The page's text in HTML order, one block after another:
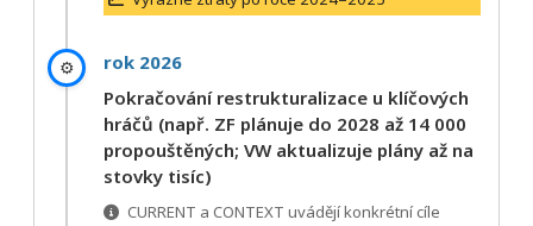
⚙️
rok 2026
Pokračování restrukturalizace u klíčových
hráčů (např. ZF plánuje do 2028 až 14 000
propouštěných; VW aktualizuje plány až na
stovky tisíc)
CURRENT a CONTEXT uvádějí konkrétní cíle